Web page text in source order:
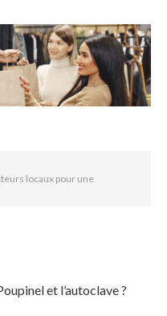
locaux pour une
et l’autoclave ?